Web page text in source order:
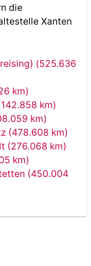
die
Xanten
(525.636
km)
km)
km)
(478.608 km)
(276.068 km)
km)
(450.004